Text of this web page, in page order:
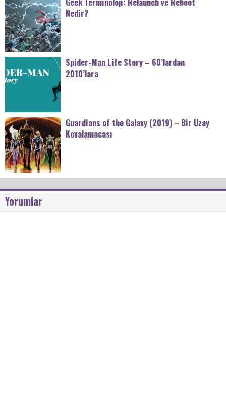
Nedir?
Spider-Man Life Story – 60’lardan
2010’lara
Guardians of the Galaxy (2019) – Bir Uzay
Kovalamacası
Yorumlar